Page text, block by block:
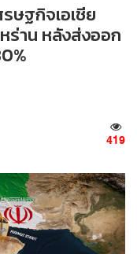
ษฐกิจเอเชีย
าน หลังส่งออก
419